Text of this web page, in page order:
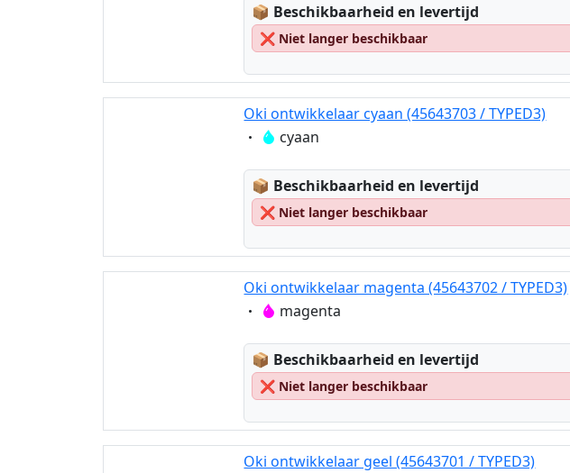
📦 Lagerstatus:
Beschikbaarheid en levertijd
❌ Niet langer beschikbaar
Oki ontwikkelaar cyaan (45643703 / TYPED3)
Eigenschaft:
cyaan
📦 Lagerstatus:
Beschikbaarheid en levertijd
❌ Niet langer beschikbaar
Oki ontwikkelaar magenta (45643702 / TYPED3)
Eigenschaft:
magenta
📦 Lagerstatus:
Beschikbaarheid en levertijd
❌ Niet langer beschikbaar
Oki ontwikkelaar geel (45643701 / TYPED3)